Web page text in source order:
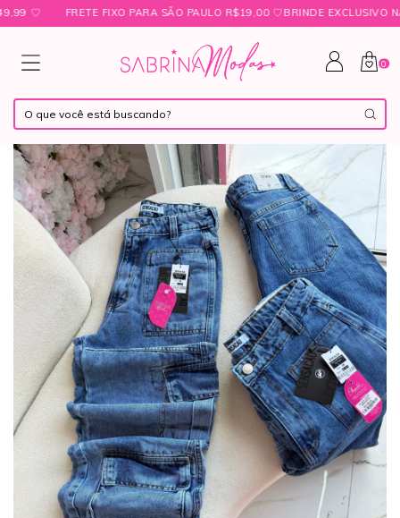
♡ FRETE FIXO PARA SÃO PAULO R$19,00 ㅤ♡ㅤBRINDE EXCLUSIVO NAS
0